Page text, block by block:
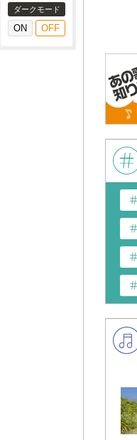
ダークモード